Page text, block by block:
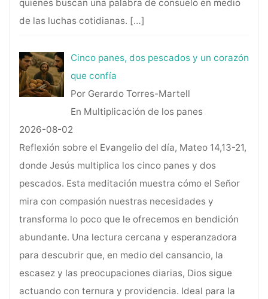
quienes buscan una palabra de consuelo en medio
de las luchas cotidianas. […]
Cinco panes, dos pescados y un corazón
que confía
Por Gerardo Torres-Martell
En Multiplicación de los panes
2026-08-02
Reflexión sobre el Evangelio del día, Mateo 14,13-21,
donde Jesús multiplica los cinco panes y dos
pescados. Esta meditación muestra cómo el Señor
mira con compasión nuestras necesidades y
transforma lo poco que le ofrecemos en bendición
abundante. Una lectura cercana y esperanzadora
para descubrir que, en medio del cansancio, la
escasez y las preocupaciones diarias, Dios sigue
actuando con ternura y providencia. Ideal para la